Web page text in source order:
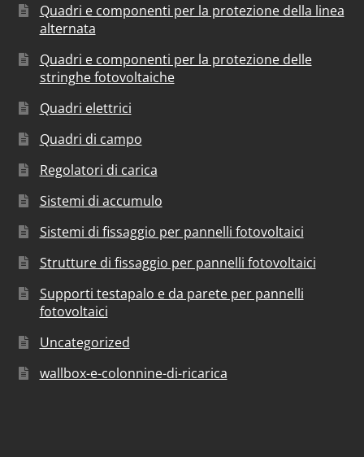
Quadri e componenti per la protezione della linea
alternata
Quadri e componenti per la protezione delle
stringhe fotovoltaiche
Quadri elettrici
Quadri di campo
Regolatori di carica
Sistemi di accumulo
Sistemi di fissaggio per pannelli fotovoltaici
Strutture di fissaggio per pannelli fotovoltaici
Supporti testapalo e da parete per pannelli
fotovoltaici
Uncategorized
wallbox-e-colonnine-di-ricarica